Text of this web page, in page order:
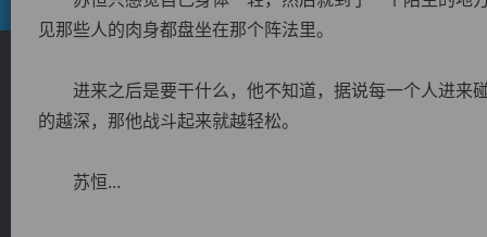
见那些人的肉身都盘坐在那个阵法里。
进来之后是要干什么，他不知道，据说每一个人进来
的越深，那他战斗起来就越轻松。
苏恒...